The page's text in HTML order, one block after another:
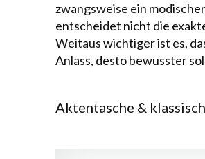
zwangsweise ein
entscheidet nicht die
Weitaus wichtiger ist es,
Anlass, desto bewusster
Aktentasche &